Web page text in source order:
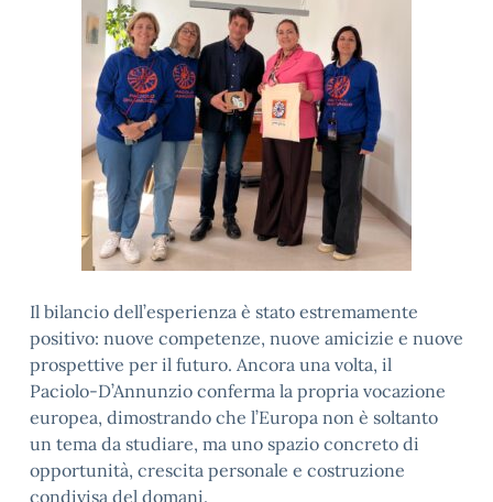
Il bilancio dell’esperienza è stato estremamente
positivo: nuove competenze, nuove amicizie e nuove
prospettive per il futuro. Ancora una volta, il
Paciolo-D’Annunzio conferma la propria vocazione
europea, dimostrando che l’Europa non è soltanto
un tema da studiare, ma uno spazio concreto di
opportunità, crescita personale e costruzione
condivisa del domani.